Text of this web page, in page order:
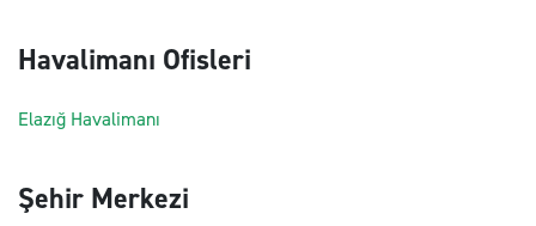
Havalimanı Ofisleri
Elazığ Havalimanı
Şehir Merkezi